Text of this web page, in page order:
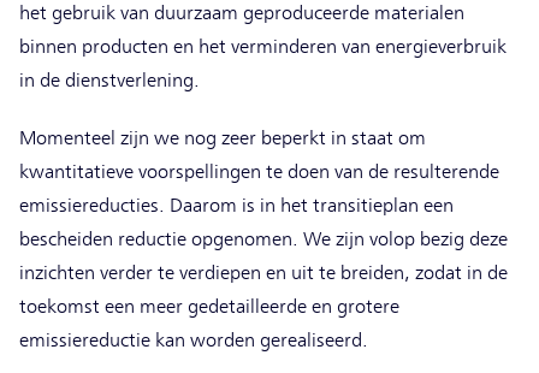
het gebruik van duurzaam geproduceerde materialen
binnen producten en het verminderen van energieverbruik
in de dienstverlening.
Momenteel zijn we nog zeer beperkt in staat om
kwantitatieve voorspellingen te doen van de resulterende
emissiereducties. Daarom is in het transitieplan een
bescheiden reductie opgenomen. We zijn volop bezig deze
inzichten verder te verdiepen en uit te breiden, zodat in de
toekomst een meer gedetailleerde en grotere
emissiereductie kan worden gerealiseerd.